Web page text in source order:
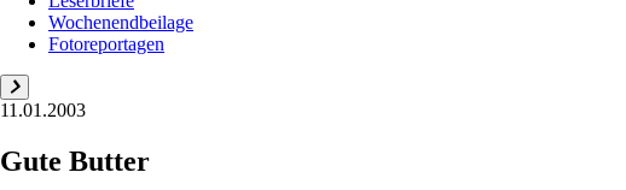
Wochenendbeilage
Fotoreportagen
11.01.2003
Gute Butter